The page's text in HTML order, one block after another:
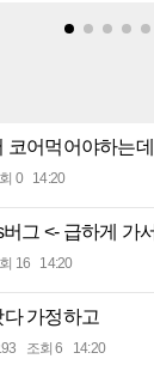
코어먹어야하는데
0 14:20
그 <- 급하게 가
16 14:20
가정하고
조회 6 14:20